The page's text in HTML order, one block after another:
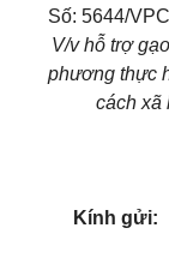
Số: 5644/
V/v hỗ trợ
phương thực
cách xã
Kính gửi: